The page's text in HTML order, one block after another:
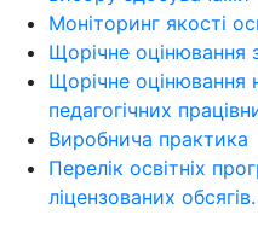
Моніторинг якості
Щорічне оцінювання
Щорічне оцінювання
педагогічних
Виробнича практика
Перелік освітніх
ліцензoваних oбсягів.